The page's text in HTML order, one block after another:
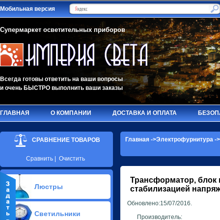
Мобильная версия
Супермаркет осветительных приборов
Всегда готовы ответить на ваши вопросы
и очень БЫСТРО выполнить ваши заказы
ГЛАВНАЯ О КОМПАНИИ ДОСТАВКА И ОПЛАТА
Главная ->Электрофурнитура -
Трансформатор, блок
стабилизацией
Обновлено:15/07/2016.
Производитель:
СРАВНЕНИЕ ТОВАРОВ
Сравнить Очистить
Люстры
Припотолочные люстры(584)
Потолочные люстры Led(91)
Светильники